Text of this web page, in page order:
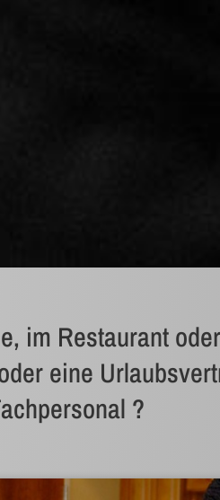
im Restaurant
eine
?